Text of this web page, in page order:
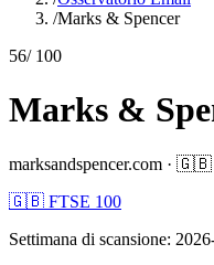
/Marks & Spencer
56/ 100
Marks &
marksandspencer.com · 🇬🇧
🇬🇧 FTSE 100
Settimana di scansione: